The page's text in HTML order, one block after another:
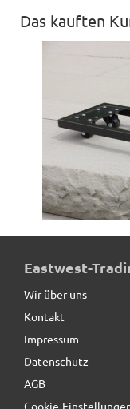
Das kauften
ultrastarke
Eastwest-
Wir über uns
Kontakt
Impressum
Datenschutz
AGB
Cookie-